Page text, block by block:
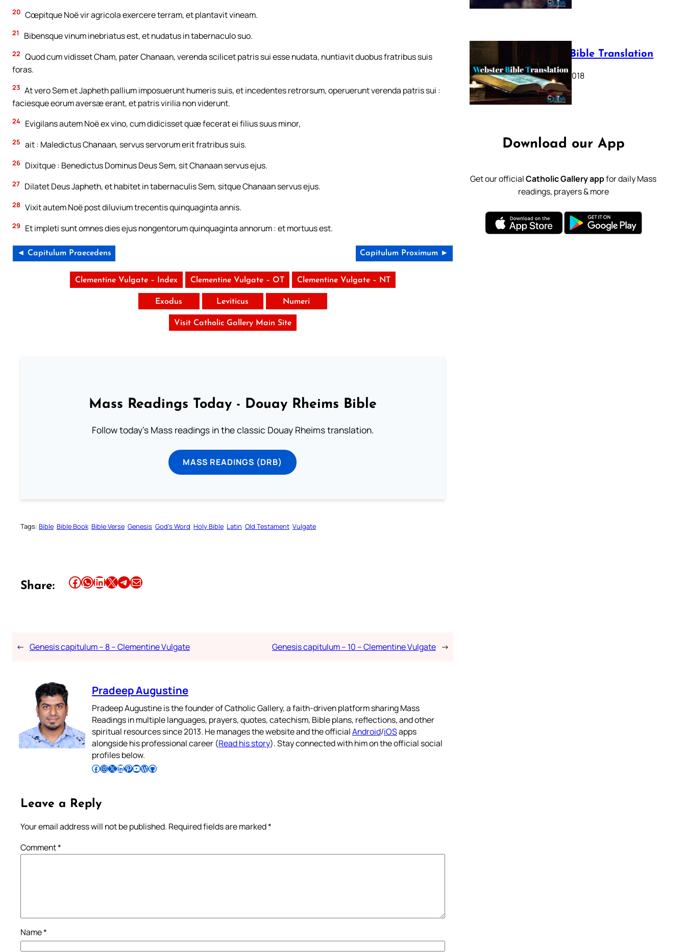
20 Cœpitque Noë vir agricola exercere terram, et plantavit vineam.
21 Bibensque vinum inebriatus est, et nudatus in tabernaculo suo.
22 Quod cum vidisset Cham, pater Chanaan, verenda scilicet patris sui esse nudata, nuntiavit duobus fratribus suis
foras.
23 At vero Sem et Japheth pallium imposuerunt humeris suis, et incedentes retrorsum, operuerunt verenda patris sui :
faciesque eorum aversæ erant, et patris virilia non viderunt.
24 Evigilans autem Noë ex vino, cum didicisset quæ fecerat ei filius suus minor,
25 ait : Maledictus Chanaan, servus servorum erit fratribus suis.
26 Dixitque : Benedictus Dominus Deus Sem, sit Chanaan servus ejus.
27 Dilatet Deus Japheth, et habitet in tabernaculis Sem, sitque Chanaan servus ejus.
28 Vixit autem Noë post diluvium trecentis quinquaginta annis.
29 Et impleti sunt omnes dies ejus nongentorum quinquaginta annorum : et mortuus est.
◄ Capitulum Praecedens Capitulum Proximum ►
Clementine Vulgate – Index Clementine Vulgate – OT Clementine Vulgate – NT
Exodus Leviticus Numeri
Visit Catholic Gallery Main Site
Mass Readings Today - Douay Rheims Bible
Follow today's Mass readings in the classic Douay Rheims translation.
MASS READINGS (DRB)
Tags: Bible Bible Book Bible Verse Genesis God’s Word Holy Bible Latin Old Testament Vulgate
Share: Share this article on Facebook Share this article on WhatsApp Share this article on LinkedIn Share this article on X Share this article on TelegramEmail this Article
← Genesis capitulum – 8 – Clementine Vulgate Genesis capitulum – 10 – Clementine Vulgate →
Pradeep Augustine
Pradeep Augustine is the founder of Catholic Gallery, a faith-driven platform sharing Mass
Readings in multiple languages, prayers, quotes, catechism, Bible plans, reflections, and other
spiritual resources since 2013. He manages the website and the officialAndroid/iOSapps
alongside his professional career (Read his story). Stay connected with him on the official social
profiles below.
Follow Pradeep on Facebook Follow Pradeep on InstagramFollow Pradeep on X Follow Pradeep on LinkedIn Follow Pradeep on Pinterest Subscribe to Pradeep’s Youtube Channel Follow Pradeep on WordPress Follow Pradeep on GitHub
Leave a Reply
Your email address will not be published. Required fields are marked*
Comment*
Name*
Webster Bible Translation
October 11, 2018
Download our App
Get our officialCatholic Gallery appfor daily Mass
readings, prayers & more